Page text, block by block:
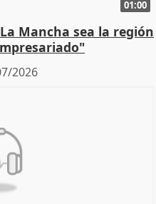
01:00
Mancha sea la región
2026